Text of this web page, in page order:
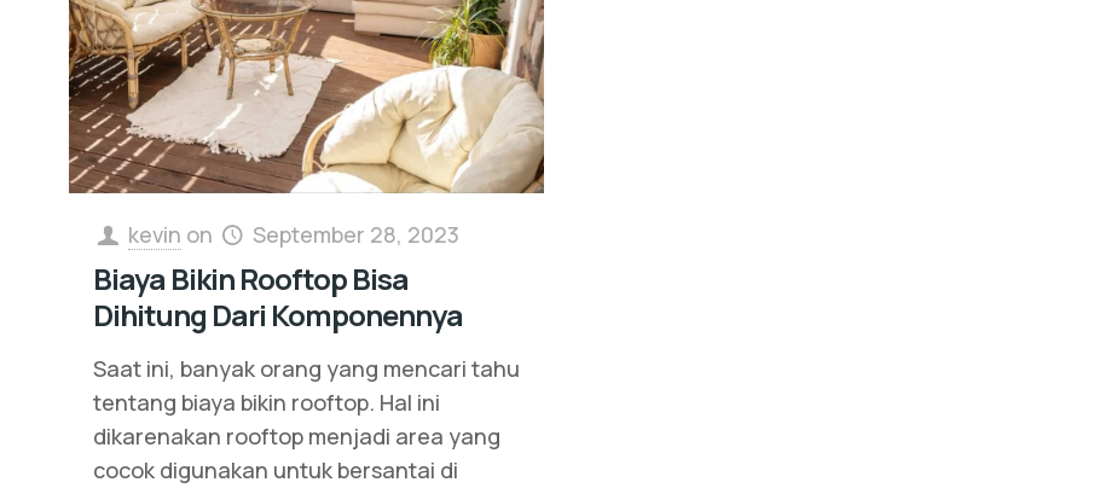
kevin on September 28, 2023
Biaya Bikin Rooftop Bisa
Dihitung Dari Komponennya
Saat ini, banyak orang yang mencari tahu
tentang biaya bikin rooftop. Hal ini
dikarenakan rooftop menjadi area yang
cocok digunakan untuk bersantai di